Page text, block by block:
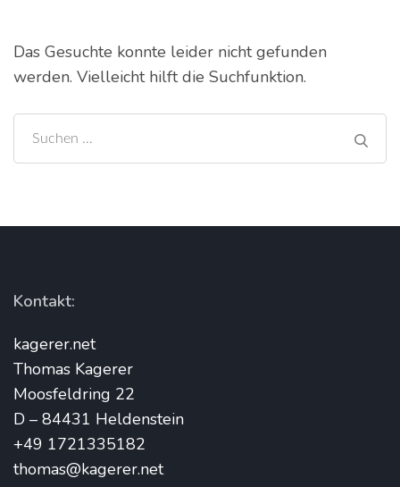
Das Gesuchte konnte leider nicht gefunden
werden. Vielleicht hilft die Suchfunktion.
Suchen
nach:
Kontakt:
kagerer.net
Thomas Kagerer
Moosfeldring 22
D – 84431 Heldenstein
+49 1721335182
thomas@kagerer.net